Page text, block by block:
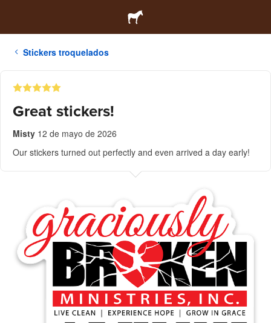
Stickers troquelados
Great stickers!
Misty 12 de mayo de 2026
Our stickers turned out perfectly and even arrived a day early!